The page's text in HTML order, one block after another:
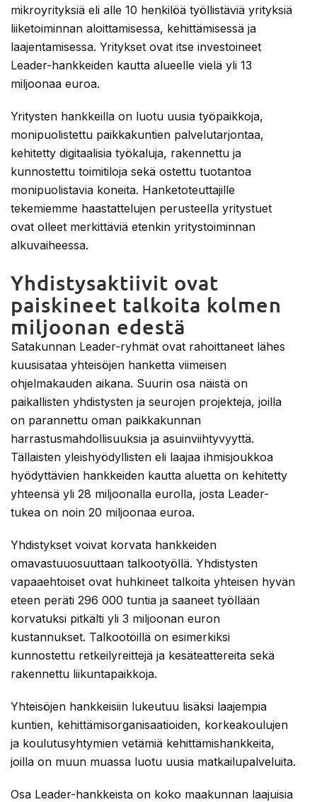
mikroyrityksiä eli alle 10 henkilöä työllistäviä yrityksiä
liiketoiminnan aloittamisessa, kehittämisessä ja
laajentamisessa. Yritykset ovat itse investoineet
Leader-hankkeiden kautta alueelle vielä yli 13
miljoonaa euroa.
Yritysten hankkeilla on luotu uusia työpaikkoja,
monipuolistettu paikkakuntien palvelutarjontaa,
kehitetty digitaalisia työkaluja, rakennettu ja
kunnostettu toimitiloja sekä ostettu tuotantoa
monipuolistavia koneita. Hanketoteuttajille
tekemiemme haastattelujen perusteella yritystuet
ovat olleet merkittäviä etenkin yritystoiminnan
alkuvaiheessa.
Yhdistysaktiivit ovat
paiskineet talkoita kolmen
miljoonan edestä
Satakunnan Leader-ryhmät ovat rahoittaneet lähes
kuusisataa yhteisöjen hanketta viimeisen
ohjelmakauden aikana. Suurin osa näistä on
paikallisten yhdistysten ja seurojen projekteja, joilla
on parannettu oman paikkakunnan
harrastusmahdollisuuksia ja asuinviihtyvyyttä.
Tällaisten yleishyödyllisten eli laajaa ihmisjoukkoa
hyödyttävien hankkeiden kautta aluetta on kehitetty
yhteensä yli 28 miljoonalla eurolla, josta Leader-
tukea on noin 20 miljoonaa euroa.
Yhdistykset voivat korvata hankkeiden
omavastuuosuuttaan talkootyöllä. Yhdistysten
vapaaehtoiset ovat huhkineet talkoita yhteisen hyvän
eteen peräti 296 000 tuntia ja saaneet työllään
korvatuksi pitkälti yli 3 miljoonan euron
kustannukset. Talkootöillä on esimerkiksi
kunnostettu retkeilyreittejä ja kesäteattereita sekä
rakennettu liikuntapaikkoja.
Yhteisöjen hankkeisiin lukeutuu lisäksi laajempia
kuntien, kehittämisorganisaatioiden, korkeakoulujen
ja koulutusyhtymien vetämiä kehittämishankkeita,
joilla on muun muassa luotu uusia matkailupalveluita.
Osa Leader-hankkeista on koko maakunnan laajuisia